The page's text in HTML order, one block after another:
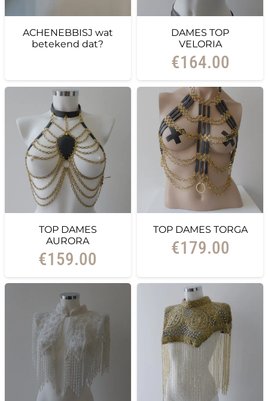
ACHENEBBISJ wat
betekend dat?
DAMES TOP
VELORIA
€164.00
TOP DAMES
AURORA
€159.00
TOP DAMES TORGA
€179.00